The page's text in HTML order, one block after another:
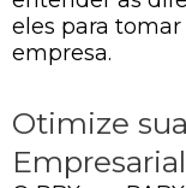
eles para
empresa.
Otimize